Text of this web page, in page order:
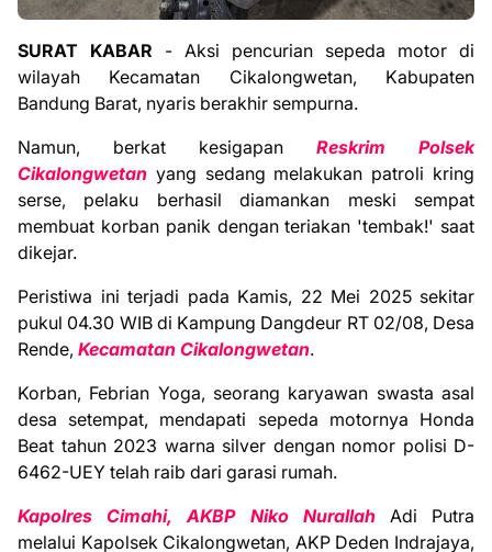
SURAT KABAR - Aksi pencurian sepeda motor di
wilayah Kecamatan Cikalongwetan, Kabupaten
Bandung Barat, nyaris berakhir sempurna.
Namun, berkat kesigapan Reskrim Polsek
Cikalongwetan yang sedang melakukan patroli kring
serse, pelaku berhasil diamankan meski sempat
membuat korban panik dengan teriakan 'tembak!' saat
dikejar.
Peristiwa ini terjadi pada Kamis, 22 Mei 2025 sekitar
pukul 04.30 WIB di Kampung Dangdeur RT 02/08, Desa
Rende, Kecamatan Cikalongwetan.
Korban, Febrian Yoga, seorang karyawan swasta asal
desa setempat, mendapati sepeda motornya Honda
Beat tahun 2023 warna silver dengan nomor polisi D-
6462-UEY telah raib dari garasi rumah.
Kapolres Cimahi, AKBP Niko NurallahAdi Putra
melalui Kapolsek Cikalongwetan, AKP Deden Indrajaya,